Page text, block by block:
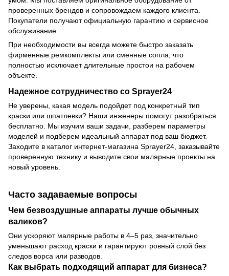
проверенных брендов и сопровождаем каждого клиента.
Покупатели получают официальную гарантию и сервисное
обслуживание.
При необходимости вы всегда можете быстро заказать
фирменные ремкомплекты или сменные сопла , что
полностью исключает длительные простои на рабочем
объекте.
Надежное сотрудничество со Sprayer24
Не уверены, какая модель подойдет под конкретный тип
краски или шпатлевки? Наши инженеры помогут разобраться
бесплатно. Мы изучим ваши задачи, разберем параметры
моделей и подберем идеальный аппарат под ваш бюджет.
Заходите в каталог интернет-магазина Sprayer24 , заказывайте
проверенную технику и выводите свои малярные проекты на
новый уровень.
Часто задаваемые вопросы
Чем безвоздушные аппараты лучше обычных
валиков?
Они ускоряют малярные работы в 4–5 раз, значительно
уменьшают расход краски и гарантируют ровный слой без
следов ворса или разводов.
Как выбрать подходящий аппарат для бизнеса?